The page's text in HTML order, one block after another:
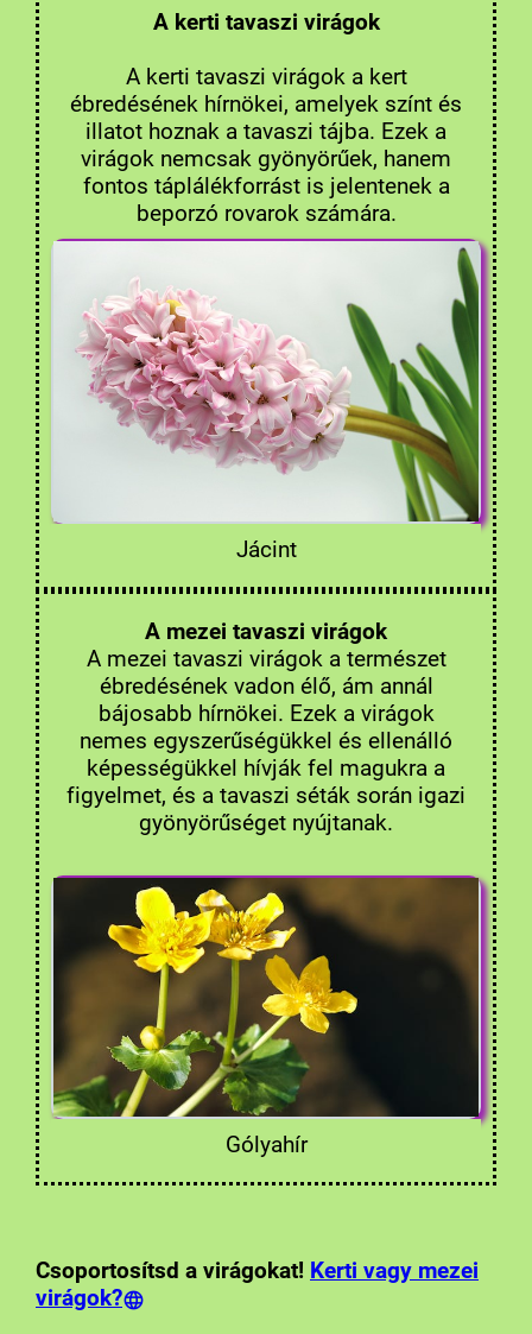
A kerti tavaszi virágok
A kerti tavaszi virágok a kert
ébredésének hírnökei, amelyek színt és
illatot hoznak a tavaszi tájba. Ezek a
virágok nemcsak gyönyörűek, hanem
fontos táplálékforrást is jelentenek a
beporzó rovarok számára.
Jácint
A mezei tavaszi virágok
A mezei tavaszi virágok a természet
ébredésének vadon élő, ám annál
bájosabb hírnökei. Ezek a virágok
nemes egyszerűségükkel és ellenálló
képességükkel hívják fel magukra a
figyelmet, és a tavaszi séták során igazi
gyönyörűséget nyújtanak.
Gólyahír
Csoportosítsd a virágokat! Kerti vagy mezei
virágok?